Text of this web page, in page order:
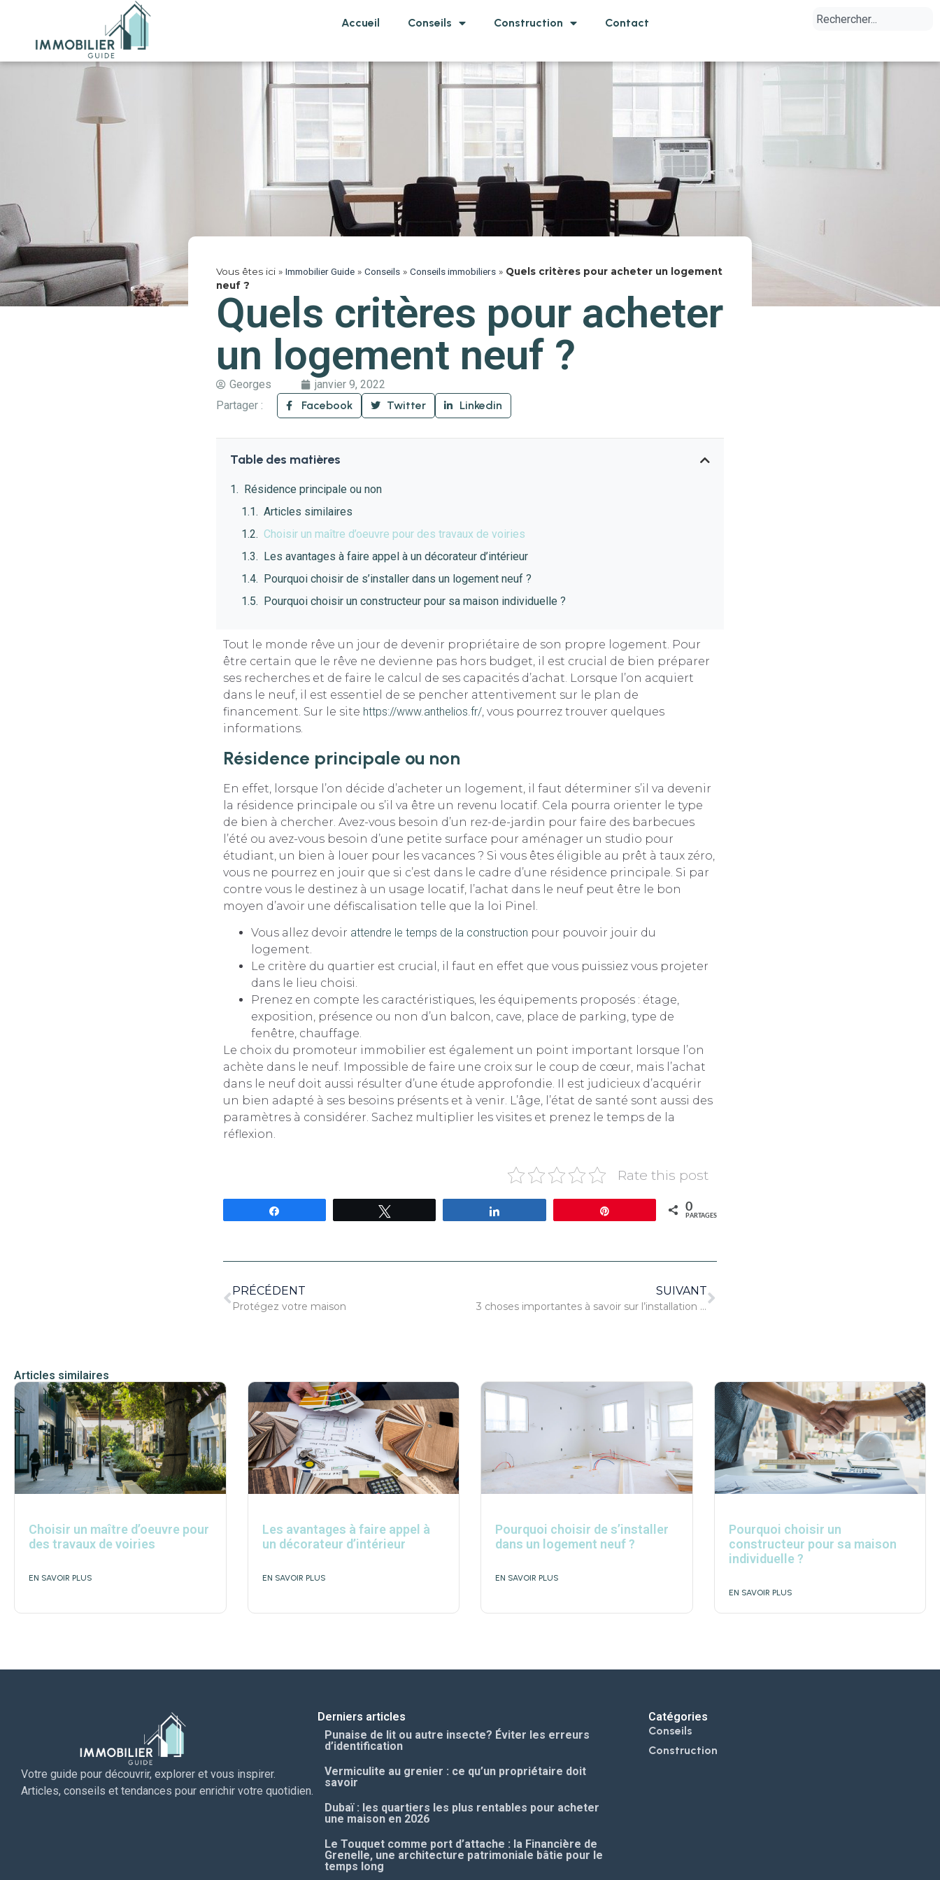
Accueil Conseils Construction Contact
Vous êtes ici » Immobilier Guide» Conseils» Conseils immobiliers» Quels critères pour acheter un logement
neuf ?
Quels critères pour acheter
un logement neuf ?
Georges
janvier 9, 2022
Partager :
Facebook Twitter Linkedin
Table des matières
Résidence principale ou non
Articles similaires
Choisir un maître d’oeuvre pour des travaux de voiries
Les avantages à faire appel à un décorateur d’intérieur
Pourquoi choisir de s’installer dans un logement neuf ?
Pourquoi choisir un constructeur pour sa maison individuelle ?
Tout le monde rêve un jour de devenir propriétaire de son propre logement. Pour
être certain que le rêve ne devienne pas hors budget, il est crucial de bien préparer
ses recherches et de faire le calcul de ses capacités d’achat. Lorsque l’on acquiert
dans le neuf, il est essentiel de se pencher attentivement sur le plan de
financement. Sur le site https://www.anthelios.fr/, vous pourrez trouver quelques
informations.
Résidence principale ou non
En effet, lorsque l’on décide d’acheter un logement, il faut déterminer s’il va devenir
la résidence principale ou s’il va être un revenu locatif. Cela pourra orienter le type
de bien à chercher. Avez-vous besoin d’un rez-de-jardin pour faire des barbecues
l’été ou avez-vous besoin d’une petite surface pour aménager un studio pour
étudiant, un bien à louer pour les vacances ? Si vous êtes éligible au prêt à taux zéro,
vous ne pourrez en jouir que si c’est dans le cadre d’une résidence principale. Si par
contre vous le destinez à un usage locatif, l’achat dans le neuf peut être le bon
moyen d’avoir une défiscalisation telle que la loi Pinel.
Vous allez devoir attendre le temps de la construction pour pouvoir jouir du
logement.
Le critère du quartier est crucial, il faut en effet que vous puissiez vous projeter
dans le lieu choisi.
Prenez en compte les caractéristiques, les équipements proposés : étage,
exposition, présence ou non d’un balcon, cave, place de parking, type de
fenêtre, chauffage.
Le choix du promoteur immobilier est également un point important lorsque l’on
achète dans le neuf. Impossible de faire une croix sur le coup de cœur, mais l’achat
dans le neuf doit aussi résulter d’une étude approfondie. Il est judicieux d’acquérir
un bien adapté à ses besoins présents et à venir. L’âge, l’état de santé sont aussi des
paramètres à considérer. Sachez multiplier les visites et prenez le temps de la
réflexion.
Rate this post
0
PARTAGES
PRÉCÉDENT
Protégez votre maison
SUIVANT
3 choses importantes à savoir sur l’installation électrique
Articles similaires
Choisir un maître d’oeuvre pour
des travaux de voiries
EN SAVOIR PLUS
Les avantages à faire appel à
un décorateur d’intérieur
EN SAVOIR PLUS
Pourquoi choisir de s’installer
dans un logement neuf ?
EN SAVOIR PLUS
Pourquoi choisir un
constructeur pour sa maison
individuelle ?
EN SAVOIR PLUS
Votre guide pour découvrir, explorer et vous inspirer.
Articles, conseils et tendances pour enrichir votre quotidien.
Derniers articles
Punaise de lit ou autre insecte? Éviter les erreurs
d’identification
Vermiculite au grenier : ce qu’un propriétaire doit
savoir
Dubaï : les quartiers les plus rentables pour acheter
une maison en 2026
Le Touquet comme port d’attache : la Financière de
Grenelle, une architecture patrimoniale bâtie pour le
temps long
Catégories
Conseils
Construction